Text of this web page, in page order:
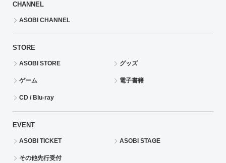
CHANNEL
ASOBI CHANNEL
STORE
ASOBI STORE グッズ
ゲーム 電子書籍
CD / Blu-ray
EVENT
ASOBI TICKET ASOBI STAGE
その他先行受付